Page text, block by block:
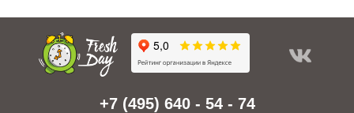
+7 (495) 640 - 54 - 74